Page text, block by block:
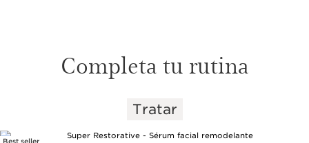
Completa tu rutina
Tratar
Best seller